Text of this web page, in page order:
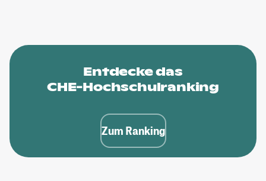
Entdecke das
CHE-Hochschulranking
Zum Ranking